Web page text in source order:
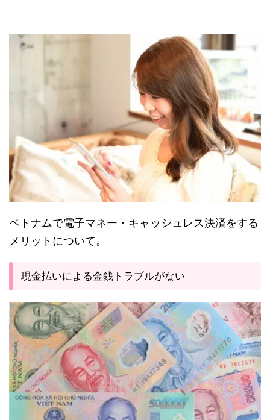
ベトナムで電子マネー・キャッシュレス決済をする
メリットについて。
現金払いによる金銭トラブルがない